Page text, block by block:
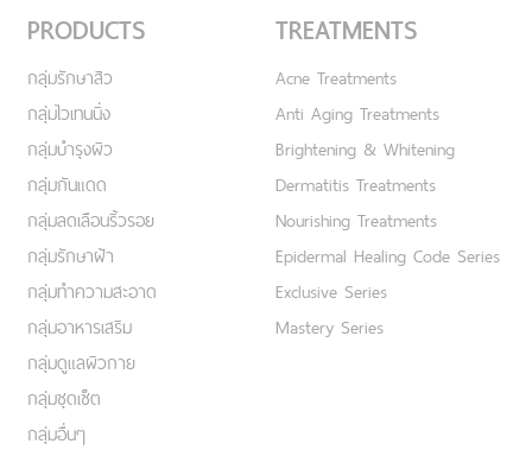
PRODUCTS
กลุ่มรักษาสิว
กลุ่มไวเทนนิ่ง
กลุ่มบำรุงผิว
กลุ่มกันแดด
กลุ่มลดเลือนริ้วรอย
กลุ่มรักษาฝ้า
กลุ่มทำความสะอาด
กลุ่มอาหารเสริม
กลุ่มดูแลผิวกาย
กลุ่มชุดเซ็ต
กลุ่มอื่นๆ
TREATMENTS
Acne Treatments
Anti Aging Treatments
Brightening & Whitening
Dermatitis Treatments
Nourishing Treatments
Epidermal Healing Code Series
Exclusive Series
Mastery Series